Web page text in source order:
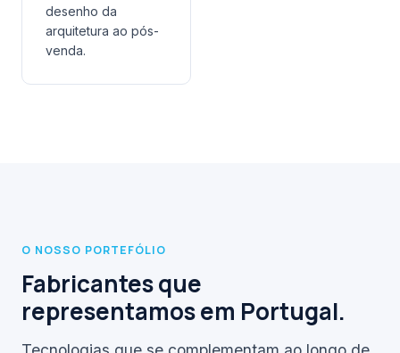
desenho da
arquitetura ao pós-
venda.
O NOSSO PORTEFÓLIO
Fabricantes que
representamos em Portugal.